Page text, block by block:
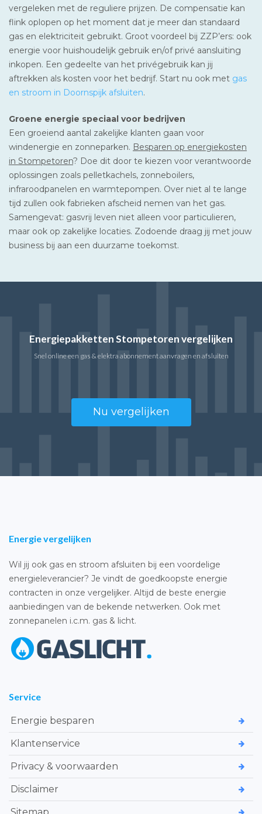
vergeleken met de reguliere prijzen. De compensatie kan
flink oplopen op het moment dat je meer dan standaard
gas en elektriciteit gebruikt. Groot voordeel bij ZZP’ers: ook
energie voor huishoudelijk gebruik en/of privé aansluiting
inkopen. Een gedeelte van het privégebruik kan jij
aftrekken als kosten voor het bedrijf. Start nu ook met gas
en stroom in Doornspijk afsluiten.
Groene energie speciaal voor bedrijven
Een groeiend aantal zakelijke klanten gaan voor
windenergie en zonneparken. Besparen op energiekosten
in Stompetoren? Doe dit door te kiezen voor verantwoorde
oplossingen zoals pelletkachels, zonneboilers,
infraroodpanelen en warmtepompen. Over niet al te lange
tijd zullen ook fabrieken afscheid nemen van het gas.
Samengevat: gasvrij leven niet alleen voor particulieren,
maar ook op zakelijke locaties. Zodoende draag jij met jouw
business bij aan een duurzame toekomst.
Energiepakketten Stompetoren vergelijken
Snel online een gas & elektra abonnement aanvragen en afsluiten
Nu vergelijken
Energie vergelijken
Wil jij ook gas en stroom afsluiten bij een voordelige
energieleverancier? Je vindt de goedkoopste energie
contracten in onze vergelijker. Altijd de beste energie
aanbiedingen van de bekende netwerken. Ook met
zonnepanelen i.c.m. gas & licht.
Service
Energie besparen
Klantenservice
Privacy & voorwaarden
Disclaimer